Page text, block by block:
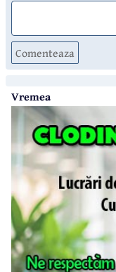
Comenteaza
Vremea